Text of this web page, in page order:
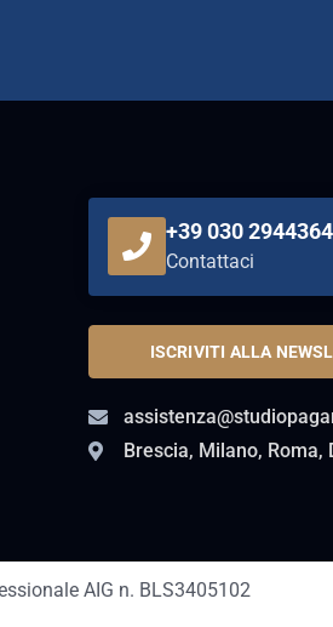
+39 030 2944364
Contattaci
ISCRIVITI ALLA
Brescia, Milano, Roma,
AIG n. BLS3405102